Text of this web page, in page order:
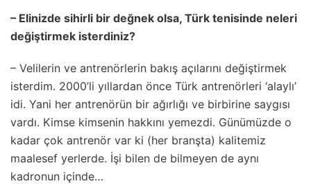
– Elinizde sihirli bir değnek olsa, Türk tenisinde neleri
değiştirmek isterdiniz?
– Velilerin ve antrenörlerin bakış açılarını değiştirmek
isterdim. 2000’li yıllardan önce Türk antrenörleri ‘alaylı’
idi. Yani her antrenörün bir ağırlığı ve birbirine saygısı
vardı. Kimse kimsenin hakkını yemezdi. Günümüzde o
kadar çok antrenör var ki (her branşta) kalitemiz
maalesef yerlerde. İşi bilen de bilmeyen de aynı
kadronun içinde…